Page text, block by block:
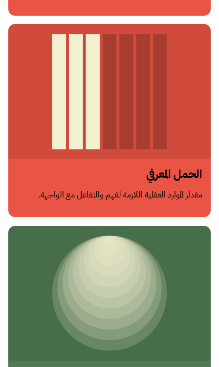
الحمل المعرفي
مقدار الموارد العقلية اللازمة لفهم والتفاعل مع الواجهة.